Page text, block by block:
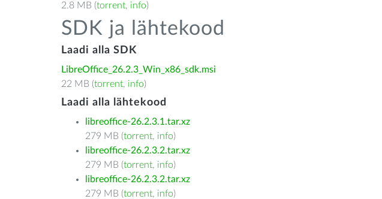
2.8 MB (torrent, info)
SDK ja lähtekood
Laadi alla SDK
LibreOffice_26.2.3_Win_x86_sdk.msi
22 MB (torrent, info)
Laadi alla lähtekood
libreoffice-26.2.3.1.tar.xz
279 MB (torrent, info)
libreoffice-26.2.3.2.tar.xz
279 MB (torrent, info)
libreoffice-26.2.3.2.tar.xz
279 MB (torrent, info)